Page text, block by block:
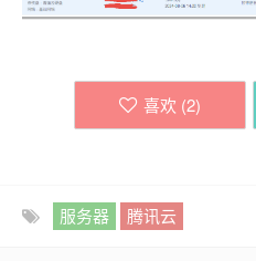
喜欢 (2)
服务器 腾讯云